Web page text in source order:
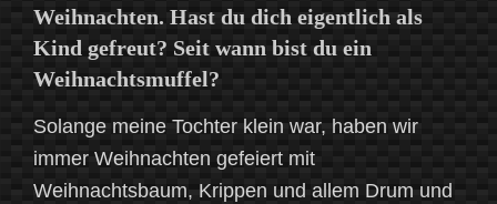
Weihnachten. Hast du dich eigentlich als
Kind gefreut? Seit wann bist du ein
Weihnachtsmuffel?
Solange meine Tochter klein war, haben wir
immer Weihnachten gefeiert mit
Weihnachtsbaum, Krippen und allem Drum und